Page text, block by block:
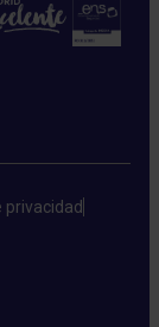
privacidad